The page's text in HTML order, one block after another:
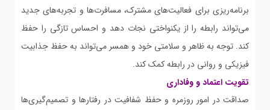
برنامه‌ریزی برای فعالیت‌های مشترک، مسافرت‌ها و تجربه‌های جدید
می‌تواند رابطه را از یکنواختی نجات دهد و احساس تازگی را حفظ
کند. توجه به ظاهر و سلامتی خود و همسر می‌تواند به حفظ جذابیت
فیزیکی و روانی در رابطه کمک کند.
تقویت اعتماد و وفاداری
صداقت در امور روزمره و حفظ شفافیت در رفتارها و تصمیم‌گیری‌ها